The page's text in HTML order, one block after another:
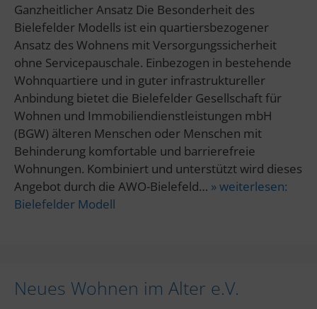
Ganzheitlicher Ansatz Die Besonderheit des
Bielefelder Modells ist ein quartiersbezogener
Ansatz des Wohnens mit Versorgungssicherheit
ohne Servicepauschale. Einbezogen in bestehende
Wohnquartiere und in guter infrastruktureller
Anbindung bietet die Bielefelder Gesellschaft für
Wohnen und Immobiliendienstleistungen mbH
(BGW) älteren Menschen oder Menschen mit
Behinderung komfortable und barrierefreie
Wohnungen. Kombiniert und unterstützt wird dieses
Angebot durch die AWO-Bielefeld… » weiterlesen:
Bielefelder Modell
Neues Wohnen im Alter e.V.